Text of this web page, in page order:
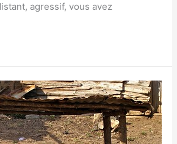
agressif, vous avez